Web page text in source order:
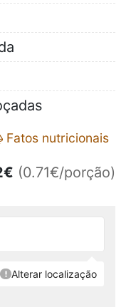
Fatos nutricionais
€ (0.71€/porção)